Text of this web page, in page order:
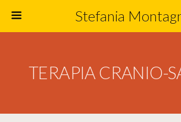
Stefania
TERAPIA CRANIO-